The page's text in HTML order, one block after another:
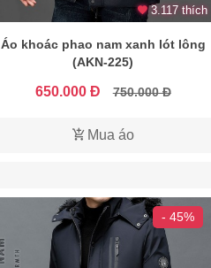
3.117 thích
Áo khoác phao nam xanh lót lông
(AKN-225)
650.000 Đ 750.000 Đ
Mua áo
- 45%